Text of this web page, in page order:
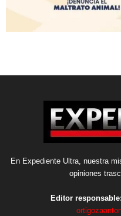
En Expediente Ultra, nuestra
opiniones
Editor responsable: